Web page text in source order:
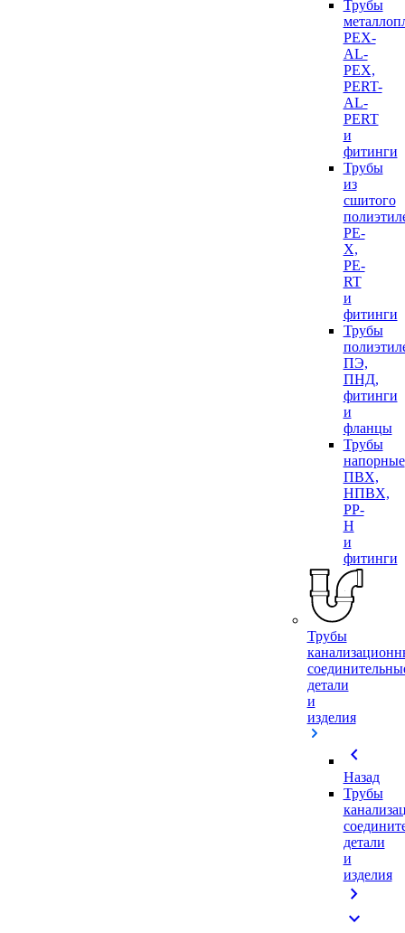
Трубы
PEX-
AL-
PEX,
PERT-
AL-
PERT
и
фитинги
Трубы
из
сшитого
PE-
X,
PE-
RT
и
фитинги
Трубы
ПЭ,
ПНД,
фитинги
и
фланцы
Трубы
напорные
ПВХ,
НПВХ,
PP-
H
и
фитинги
Трубы
детали
и
изделия
chevron_left
Назад
Трубы
детали
и
изделия
chevron_right
expand_more